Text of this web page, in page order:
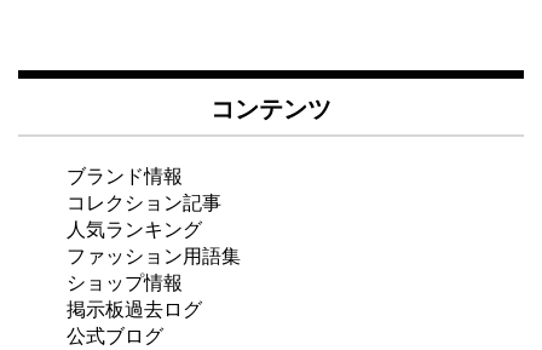
コンテンツ
ブランド情報
コレクション記事
人気ランキング
ファッション用語集
ショップ情報
掲示板過去ログ
公式ブログ